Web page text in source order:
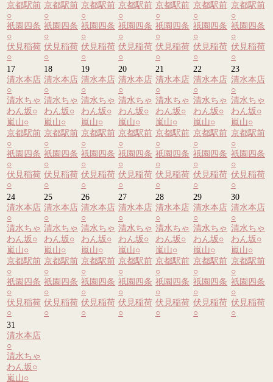
京都駅前
○
祇園四条
○
伏見稲荷
○
京都駅前
○
祇園四条
○
伏見稲荷
○
京都駅前
○
祇園四条
○
伏見稲荷
○
京都駅前
○
祇園四条
○
伏見稲荷
○
京都駅前
○
祇園四条
○
伏見稲荷
○
京都駅前
○
祇園四条
○
伏見稲荷
○
京都駅前
○
祇園四条
○
伏見稲荷
○
17
清水本店
○
清水ちゃ
わん坂○
嵐山○
京都駅前
○
祇園四条
○
伏見稲荷
○
18
清水本店
○
清水ちゃ
わん坂○
嵐山○
京都駅前
○
祇園四条
○
伏見稲荷
○
19
清水本店
○
清水ちゃ
わん坂○
嵐山○
京都駅前
○
祇園四条
○
伏見稲荷
○
20
清水本店
○
清水ちゃ
わん坂○
嵐山○
京都駅前
○
祇園四条
○
伏見稲荷
○
21
清水本店
○
清水ちゃ
わん坂○
嵐山○
京都駅前
○
祇園四条
○
伏見稲荷
○
22
清水本店
○
清水ちゃ
わん坂○
嵐山○
京都駅前
○
祇園四条
○
伏見稲荷
○
23
清水本店
○
清水ちゃ
わん坂○
嵐山○
京都駅前
○
祇園四条
○
伏見稲荷
○
24
清水本店
○
清水ちゃ
わん坂○
嵐山○
京都駅前
○
祇園四条
○
伏見稲荷
○
25
清水本店
○
清水ちゃ
わん坂○
嵐山○
京都駅前
○
祇園四条
○
伏見稲荷
○
26
清水本店
○
清水ちゃ
わん坂○
嵐山○
京都駅前
○
祇園四条
○
伏見稲荷
○
27
清水本店
○
清水ちゃ
わん坂○
嵐山○
京都駅前
○
祇園四条
○
伏見稲荷
○
28
清水本店
○
清水ちゃ
わん坂○
嵐山○
京都駅前
○
祇園四条
○
伏見稲荷
○
29
清水本店
○
清水ちゃ
わん坂○
嵐山○
京都駅前
○
祇園四条
○
伏見稲荷
○
30
清水本店
○
清水ちゃ
わん坂○
嵐山○
京都駅前
○
祇園四条
○
伏見稲荷
○
31
清水本店
○
清水ちゃ
わん坂○
嵐山○